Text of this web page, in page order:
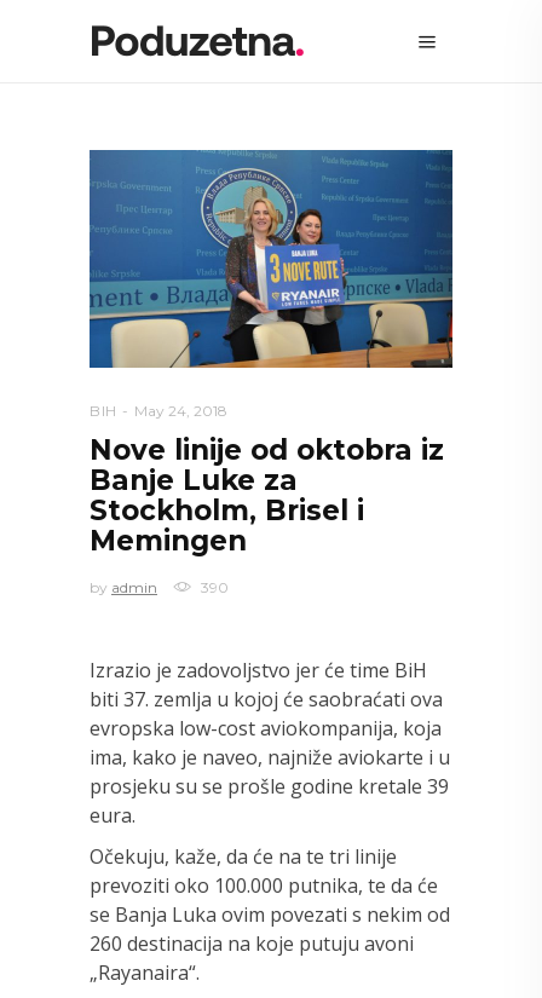
BIH May 24, 2018
Nove linije od oktobra iz
Banje Luke za
Stockholm, Brisel i
Memingen
by admin 390
Izrazio je zadovoljstvo jer će time BiH
biti 37. zemlja u kojoj će saobraćati ova
evropska low-cost aviokompanija, koja
ima, kako je naveo, najniže aviokarte i u
prosjeku su se prošle godine kretale 39
eura.
Očekuju, kaže, da će na te tri linije
prevoziti oko 100.000 putnika, te da će
se Banja Luka ovim povezati s nekim od
260 destinacija na koje putuju avoni
„Rayanaira“.